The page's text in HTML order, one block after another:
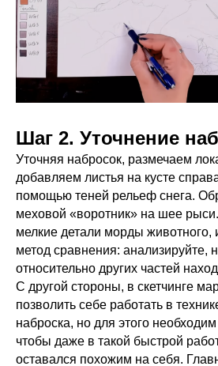
Шаг 2. Уточнение
Уточняя набросок, размечаем
добавляем листья на кусте
помощью теней рельеф снега.
меховой «воротник» на шее рыси.
мелкие детали морды животного,
метод сравнения: анализируйте,
относительно других частей
С другой стороны, в скетчинге
позволить себе работать в
наброска, но для этого
чтобы даже в такой быстрой
оставался похожим на себя.